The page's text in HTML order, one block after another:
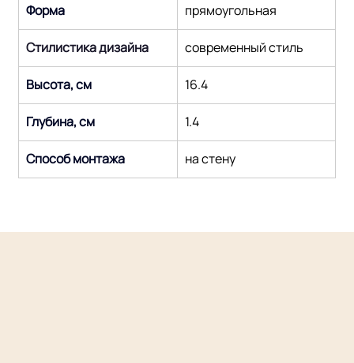
Форма прямоугольная
Стилистика дизайна современный стиль
Высота, см 16.4
Глубина, см 1.4
Способ монтажа на стену